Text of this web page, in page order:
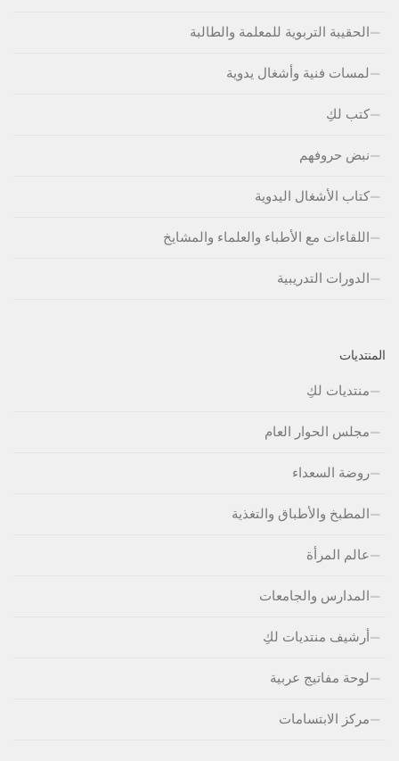
الحقيبة التربوية للمعلمة والطالبة
لمسات فنية وأشغال يدوية
كتب لكِ
نبض حروفهم
كتاب الأشغال اليدوية
اللقاءات مع الأطباء والعلماء والمشايخ
الدورات التدريبية
المنتديات
منتديات لكِ
مجلس الحوار العام
روضة السعداء
المطبخ والأطباق والتغذية
عالم المرأة
المدارس والجامعات
أرشيف منتديات لكِ
لوحة مفاتيج عربية
مركز الابتسامات